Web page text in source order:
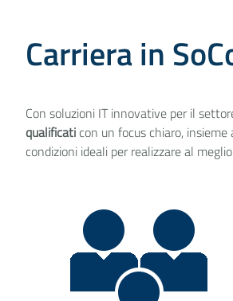
Carriera in
Con soluzioni IT innovative per il
qualificati con un focus chiaro, insieme
condizioni ideali per realizzare al